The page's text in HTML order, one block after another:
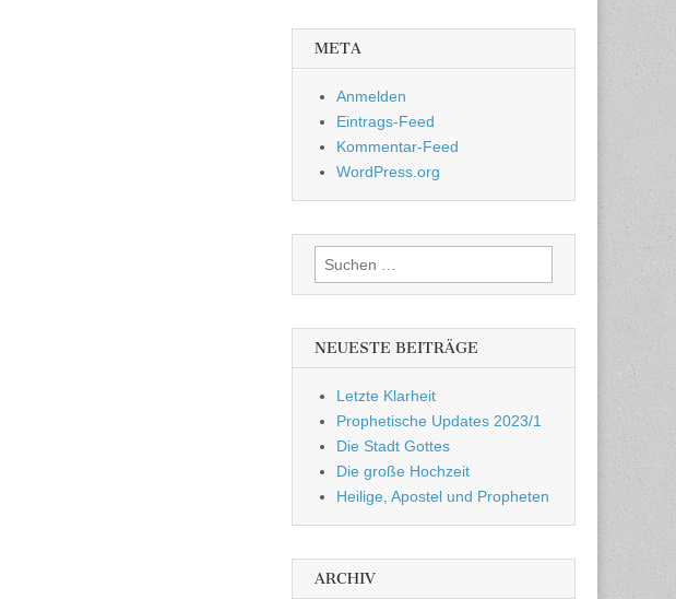
META
Anmelden
Eintrags-Feed
Kommentar-Feed
WordPress.org
Suchen
nach:
NEUESTE BEITRÄGE
Letzte Klarheit
Prophetische Updates 2023/1
Die Stadt Gottes
Die große Hochzeit
Heilige, Apostel und Propheten
ARCHIV